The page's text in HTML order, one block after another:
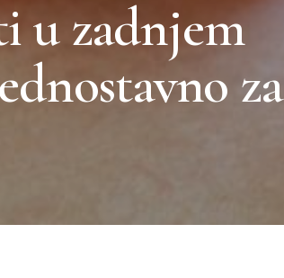
u zadnjem
za